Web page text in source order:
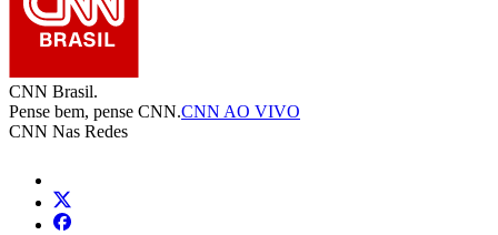
CNN Brasil.
Pense bem, pense CNN.CNN AO VIVO
CNN Nas Redes